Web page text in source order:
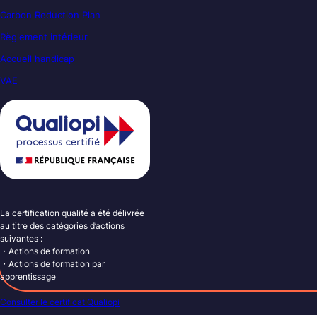
Carbon Reduction Plan
Règlement intérieur
Accueil handicap
VAE
La certification qualité a été délivrée
au titre des catégories d’actions
suivantes :
・Actions de formation
・Actions de formation par
apprentissage
Consulter le certificat Qualiopi